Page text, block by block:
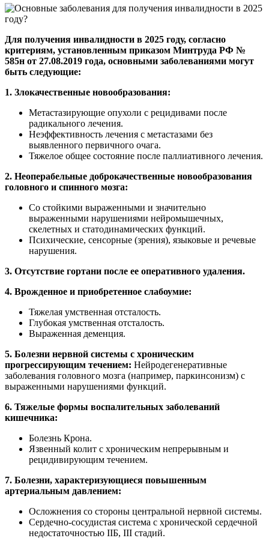
Для получения инвалидности в 2025 году, согласно
критериям, установленным приказом Минтруда РФ №
585н от 27.08.2019 года, основными заболеваниями могут
быть следующие:
1. Злокачественные новообразования:
Метастазирующие опухоли с рецидивами после
радикального лечения.
Неэффективность лечения с метастазами без
выявленного первичного очага.
Тяжелое общее состояние после паллиативного лечения.
2. Неоперабельные доброкачественные новообразования
головного и спинного мозга:
Со стойкими выраженными и значительно
выраженными нарушениями нейромышечных,
скелетных и статодинамических функций.
Психические, сенсорные (зрения), языковые и речевые
нарушения.
3. Отсутствие гортани после ее оперативного удаления.
4. Врожденное и приобретенное слабоумие:
Тяжелая умственная отсталость.
Глубокая умственная отсталость.
Выраженная деменция.
5. Болезни нервной системы с хроническим
прогрессирующим течением: Нейродегенеративные
заболевания головного мозга (например, паркинсонизм) с
выраженными нарушениями функций.
6. Тяжелые формы воспалительных заболеваний
кишечника:
Болезнь Крона.
Язвенный колит с хроническим непрерывным и
рецидивирующим течением.
7. Болезни, характеризующиеся повышенным
артериальным давлением:
Осложнения со стороны центральной нервной системы.
Сердечно-сосудистая система с хронической сердечной
недостаточностью IIБ, III стадий.